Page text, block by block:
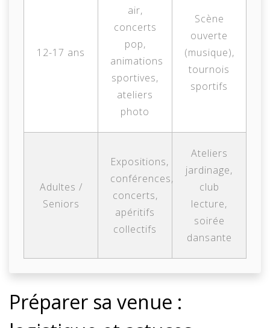
12-17 ans
air,
concerts
pop,
animations
sportives,
ateliers
photo
Scène
ouverte
(musique),
tournois
sportifs
Adultes /
Seniors
Expositions,
conférences,
concerts,
apéritifs
collectifs
Ateliers
jardinage,
club
lecture,
soirée
dansante
Préparer sa venue :